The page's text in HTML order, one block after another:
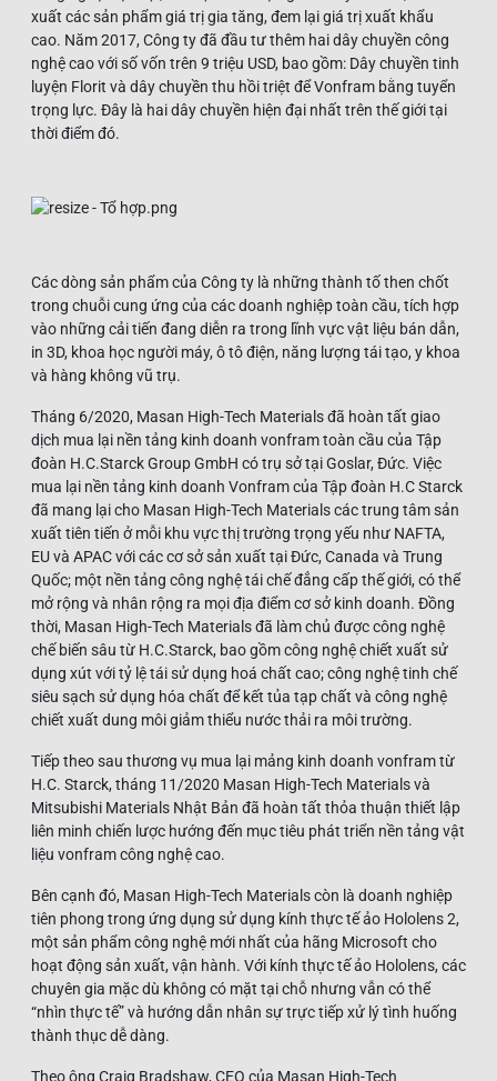
xuất các sản phẩm giá trị gia tăng, đem lại giá trị xuất khẩu
cao. Năm 2017, Công ty đã đầu tư thêm hai dây chuyền công
nghệ cao với số vốn trên 9 triệu USD, bao gồm: Dây chuyền tinh
luyện Florit và dây chuyền thu hồi triệt để Vonfram bằng tuyển
trọng lực. Đây là hai dây chuyền hiện đại nhất trên thế giới tại
thời điểm đó.
Các dòng sản phẩm của Công ty là những thành tố then chốt
trong chuỗi cung ứng của các doanh nghiệp toàn cầu, tích hợp
vào những cải tiến đang diễn ra trong lĩnh vực vật liệu bán dẫn,
in 3D, khoa học người máy, ô tô điện, năng lượng tái tạo, y khoa
và hàng không vũ trụ.
Tháng 6/2020, Masan High-Tech Materials đã hoàn tất giao
dịch mua lại nền tảng kinh doanh vonfram toàn cầu của Tập
đoàn H.C.Starck Group GmbH có trụ sở tại Goslar, Đức. Việc
mua lại nền tảng kinh doanh Vonfram của Tập đoàn H.C Starck
đã mang lại cho Masan High-Tech Materials các trung tâm sản
xuất tiên tiến ở mỗi khu vực thị trường trọng yếu như NAFTA,
EU và APAC với các cơ sở sản xuất tại Đức, Canada và Trung
Quốc; một nền tảng công nghệ tái chế đẳng cấp thế giới, có thể
mở rộng và nhân rộng ra mọi địa điểm cơ sở kinh doanh. Đồng
thời, Masan High-Tech Materials đã làm chủ được công nghệ
chế biến sâu từ H.C.Starck, bao gồm công nghệ chiết xuất sử
dụng xút với tỷ lệ tái sử dụng hoá chất cao; công nghệ tinh chế
siêu sạch sử dụng hóa chất để kết tủa tạp chất và công nghệ
chiết xuất dung môi giảm thiểu nước thải ra môi trường.
Tiếp theo sau thương vụ mua lại mảng kinh doanh vonfram từ
H.C. Starck, tháng 11/2020 Masan High-Tech Materials và
Mitsubishi Materials Nhật Bản đã hoàn tất thỏa thuận thiết lập
liên minh chiến lược hướng đến mục tiêu phát triển nền tảng vật
liệu vonfram công nghệ cao.
Bên cạnh đó, Masan High-Tech Materials còn là doanh nghiệp
tiên phong trong ứng dụng sử dụng kính thực tế ảo Hololens 2,
một sản phẩm công nghệ mới nhất của hãng Microsoft cho
hoạt động sản xuất, vận hành. Với kính thực tế ảo Hololens, các
chuyên gia mặc dù không có mặt tại chỗ nhưng vẫn có thể
“nhìn thực tế” và hướng dẫn nhân sự trực tiếp xử lý tình huống
thành thục dễ dàng.
Theo ông Craig Bradshaw, CEO của Masan High-Tech